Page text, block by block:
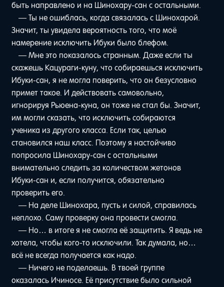
быть направлено и на Шинохару-сан с остальными.
— Ты не ошиблась, когда связалась с Шинохарой.
Значит, ты увидела вероятность того, что моё
намерение исключить Ибуки было блефом.
— Мне это показалось странным. Даже если ты
скажешь Кацураги-куну, что собираешься исключить
Ибуки-сан, я не могла поверить, что он безусловно
примет такое. И действовать самовольно,
игнорируя Рьюена-куна, он тоже не стал бы. Значит,
им могли сказать, что исключить собираются
ученика из другого класса. Если так, целью
становился наш класс. Поэтому я настойчиво
попросила Шинохару-сан с остальными
внимательно следить за количеством жетонов
Ибуки-сан и, если получится, обязательно
проверить его.
— На деле Шинохара, пусть и силой, справилась
неплохо. Саму проверку она провести смогла.
— Но… в итоге я не смогла её защитить. Я ведь не
хотела, чтобы кого-то исключили. Так думала, но…
всё не всегда получается как надо.
— Ничего не поделаешь. В твоей группе
оказалась Ичиносе. Её присутствие было сильной